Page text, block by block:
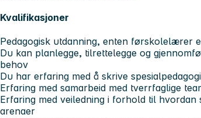
Kvalifikasjoner
Pedagogisk utdanning, enten førskolelærer
Du kan planlegge, tilrettelegge og
behov
Du har erfaring med å skrive
Erfaring med samarbeid med tverrfaglige
Erfaring med veiledning i forhold til hvordan
arenaer